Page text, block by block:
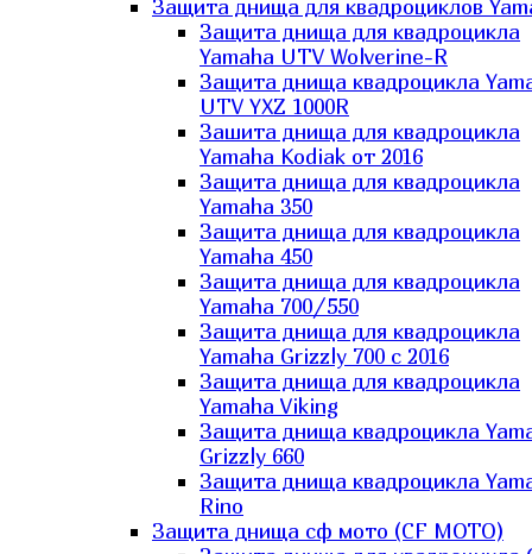
Защита днища для квадроциклов
Защита днища для квадроцикла
Yamaha UTV Wolverine-R
Защита днища квадроцикла
UTV YXZ 1000R
Зашита днища для квадроцикла
Yamaha Kodiak от 2016
Защита днища для квадроцикла
Yamaha 350
Защита днища для квадроцикла
Yamaha 450
Защита днища для квадроцикла
Yamaha 700/550
Защита днища для квадроцикла
Yamaha Grizzly 700 с 2016
Защита днища для квадроцикла
Yamaha Viking
Защита днища квадроцикла
Grizzly 660
Защита днища квадроцикла
Rino
Защита днища сф мото (CF MOTO)